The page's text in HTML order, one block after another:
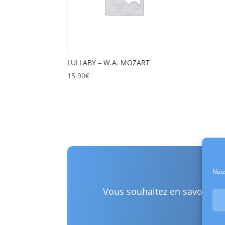
LULLABY – W.A. MOZART
15,90€
Vous souhaitez en savoir